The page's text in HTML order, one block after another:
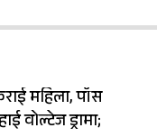
महिला, पॉस
वोल्टेज ड्रामा;